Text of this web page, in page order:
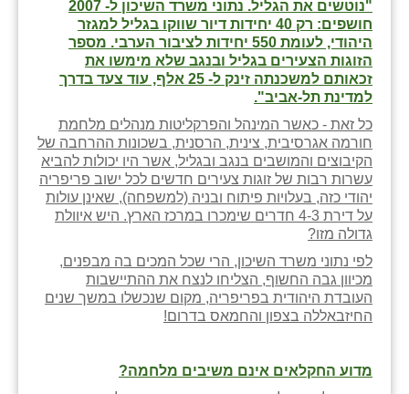
"נוטשים את הגליל. נתוני משרד השיכון ל- 2007
חושפים: רק 40 יחידות דיור שווקו בגליל למגזר
היהודי, לעומת 550 יחידות לציבור הערבי. מספר
הזוגות הצעירים בגליל ובנגב שלא מימשו את
זכאותם למשכנתה זינק ל- 25 אלף, עוד צעד בדרך
למדינת תל-אביב".
כל זאת - כאשר המינהל והפרקליטות מנהלים מלחמת
חורמה אגרסיבית, צינית, הרסנית, בשכונות ההרחבה של
הקיבוצים והמושבים בנגב ובגליל, אשר היו יכולות להביא
עשרות רבות של זוגות צעירים חדשים לכל ישוב פריפריה
יהודי כזה, בעלויות פיתוח ובניה (למשפחה), שאינן עולות
על דירת 4-3 חדרים שימכרו במרכז הארץ. היש איוולת
גדולה מזו?
לפי נתוני משרד השיכון, הרי שכל המכים בה מבפנים,
מכיוון גבה החשוף, הצליחו לנצח את ההתיישבות
העובדת היהודית בפריפריה, מקום שנכשלו במשך שנים
החיזבאללה בצפון והחמאס בדרום!
מדוע החקלאים אינם משיבים מלחמה?